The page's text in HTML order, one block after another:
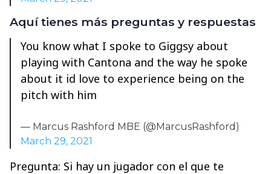
Aquí tienes más preguntas y respuestas
You know what I spoke to Giggsy about
playing with Cantona and the way he spoke
about it id love to experience being on the
pitch with him
— Marcus Rashford MBE (@MarcusRashford)
March 29, 2021
Pregunta: Si hay un jugador con el que te